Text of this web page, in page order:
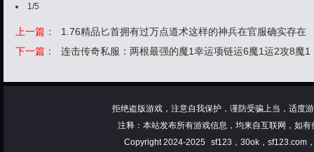
1/5
上一篇：
1.76精品匕首拥有过万点道术这样的神兵在官服确实存在
下一篇：
连击传奇私服：两根最强的魔1幸运项链运6魔1运2攻8魔1
拒绝盗版游戏，注意自我保护，谨防受骗上当，适度
注释：本站发布所有游戏信息，均来自互联网，如
Copyright 2024-2025
sf123，30ok，sf123.com